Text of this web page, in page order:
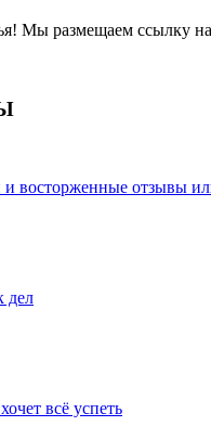
Мы размещаем ссылку
восторженные отзывы
дел
всё успеть